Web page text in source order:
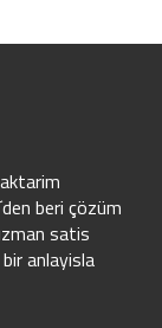
beri çözüm
satis
anlayisla